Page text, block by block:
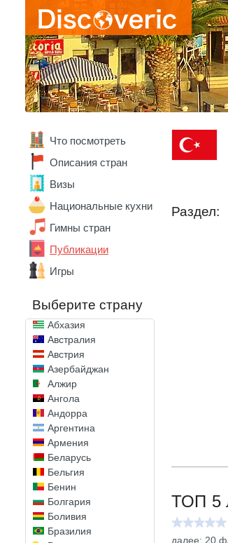
Что посмотреть
Описания стран
Визы
Национальные кухни
Гимны стран
Публикации
Игры
Выберите страну
Абхазия
Австралия
Австрия
Азербайджан
Алжир
Ангола
Андорра
Аргентина
Армения
Беларусь
Бельгия
Бенин
Болгария
Боливия
Бразилия
Раздел:
ТОП 5
далее: 20